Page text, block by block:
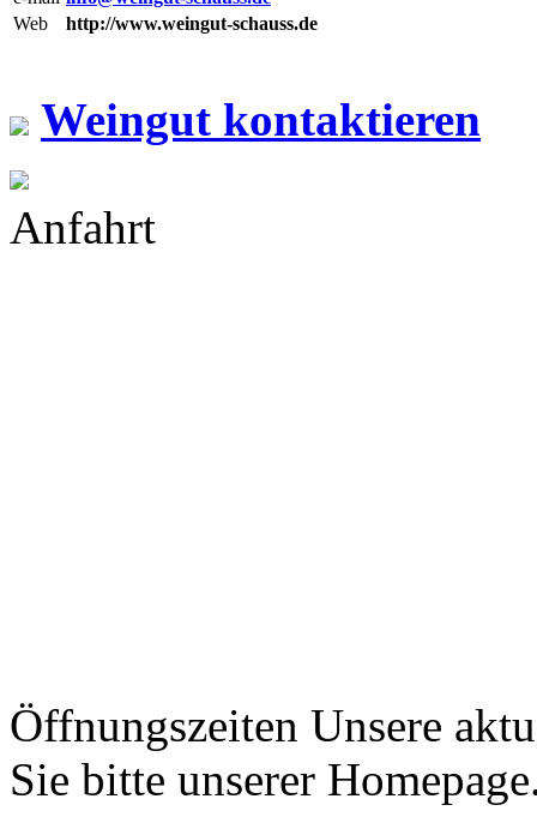
Web
http://www.weingut-schauss.de
Weingut kontaktieren
Anfahrt
Öffnungszeiten Unsere
Sie bitte unserer